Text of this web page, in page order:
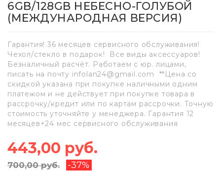
6GB/128GB НЕБЕСНО-ГОЛУБОЙ
(МЕЖДУНАРОДНАЯ ВЕРСИЯ)
Гарантия! 36 месяцев сервисного обслуживания!
Чехол/стекло в подарок! Все виды аксессуаров!
Безналичный расчёт. Работаем с юр. лицами,
писать на почту infolan24@gmail.com **Цена со
скидкой указана при покупке наличными одним
платежом и не действует при покупке товара в
рассрочку/кредит или по картам рассрочки. Точную
стоимость уточняйте у менеджера. Гарантия 12
месяцев+24 мес сервисного обслуживания
443,00 руб.
700,00 руб. -37%